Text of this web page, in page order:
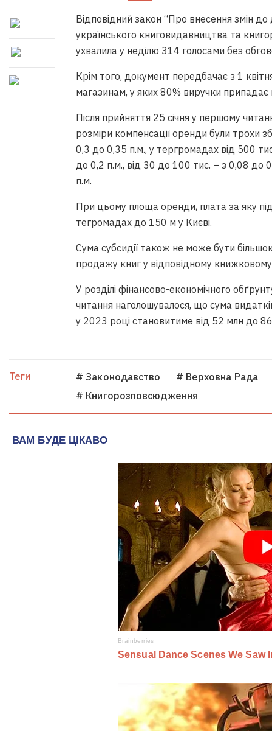
Відповідний закон “Про внесення змін
українського книговидавництва та
ухвалила у неділю 314 голосами без
Крім того, документ передбачає з 1
магазинам, у яких 80% виручки
Після прийняття 25 січня у першому
розміри компенсації оренди були трохи
0,3 до 0,35 п.м., у тергромадах від 500
до 0,2 п.м., від 30 до 100 тис. – з 0,08 до
п.м.
При цьому площа оренди, плата за яку
тегромадах до 150 м у Києві.
Сума субсидії також не може бути
продажу книг у відповідному книжковому
У розділі фінансово-економічного
читання наголошувалося, що сума
у 2023 році становитиме від 52 млн до
Теги # Законодавство
# Верховна Рада
# Книгорозповсюдження